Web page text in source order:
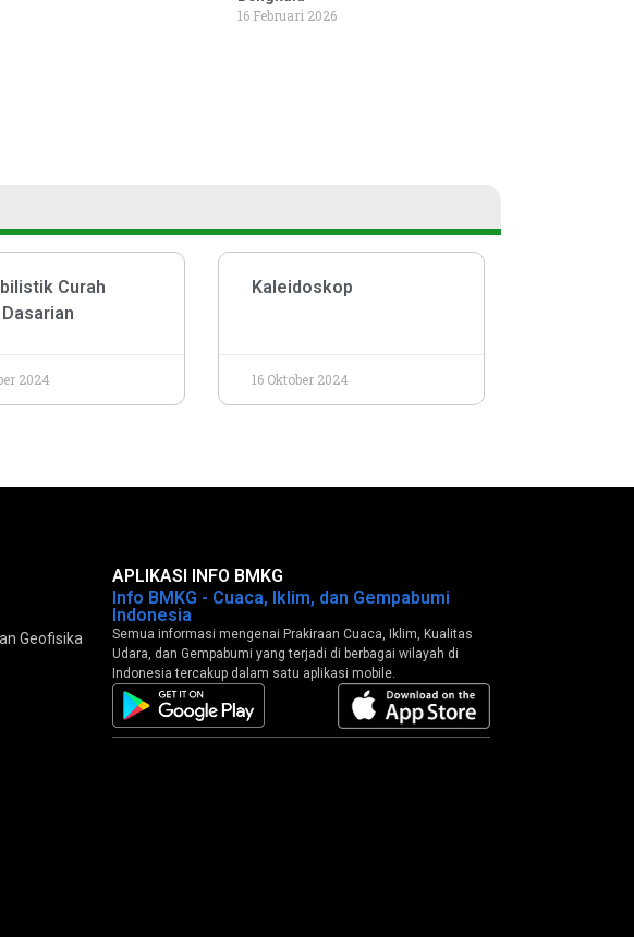
16 Februari 2026
Curah
2024
Kaleidoskop
16 Oktober 2024
Geofisika
APLIKASI INFO BMKG
Info BMKG - Cuaca, Iklim, dan Gempabumi
Indonesia
Semua informasi mengenai Prakiraan Cuaca, Iklim, Kualitas
Udara, dan Gempabumi yang terjadi di berbagai wilayah di
Indonesia tercakup dalam satu aplikasi mobile.